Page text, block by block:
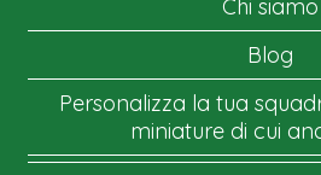
Chi siamo
Blog
Personalizza la tua
miniature di cui